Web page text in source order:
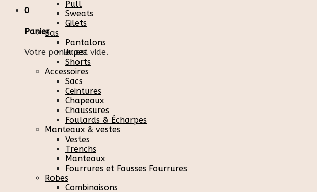
0
Panier
Votre panier est vide.
Pull
Sweats
Gilets
Bas
Pantalons
Jupes
Shorts
Accessoires
Sacs
Ceintures
Chapeaux
Chaussures
Foulards & Écharpes
Manteaux & vestes
Vestes
Trenchs
Manteaux
Fourrures et Fausses Fourrures
Robes
Combinaisons